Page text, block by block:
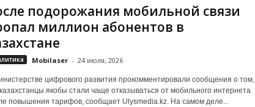
подорожания мобильной связи
миллион абонентов в
Mobilaser - 24 июля, 2026
цифрового развития прокомментировали сообщения о том,
якобы стали чаще отказываться от мобильного интернета
повышения тарифов, сообщает Ulysmedia.kz. На самом деле...